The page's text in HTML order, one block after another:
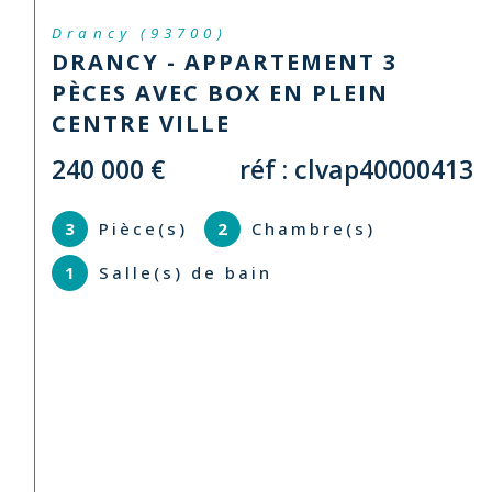
Drancy (93700)
DRANCY - APPARTEMENT 3
PÈCES AVEC BOX EN PLEIN
CENTRE VILLE
240 000 € réf : clvap40000413
3 Pièce(s) 2 Chambre(s)
1 Salle(s) de bain